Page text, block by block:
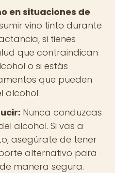
en situaciones de
vino tinto durante
si tienes
que contraindican
o si estás
que pueden
alcohol.
Nunca conduzcas
alcohol. Si vas a
asegúrate de tener
alternativo para
manera segura.